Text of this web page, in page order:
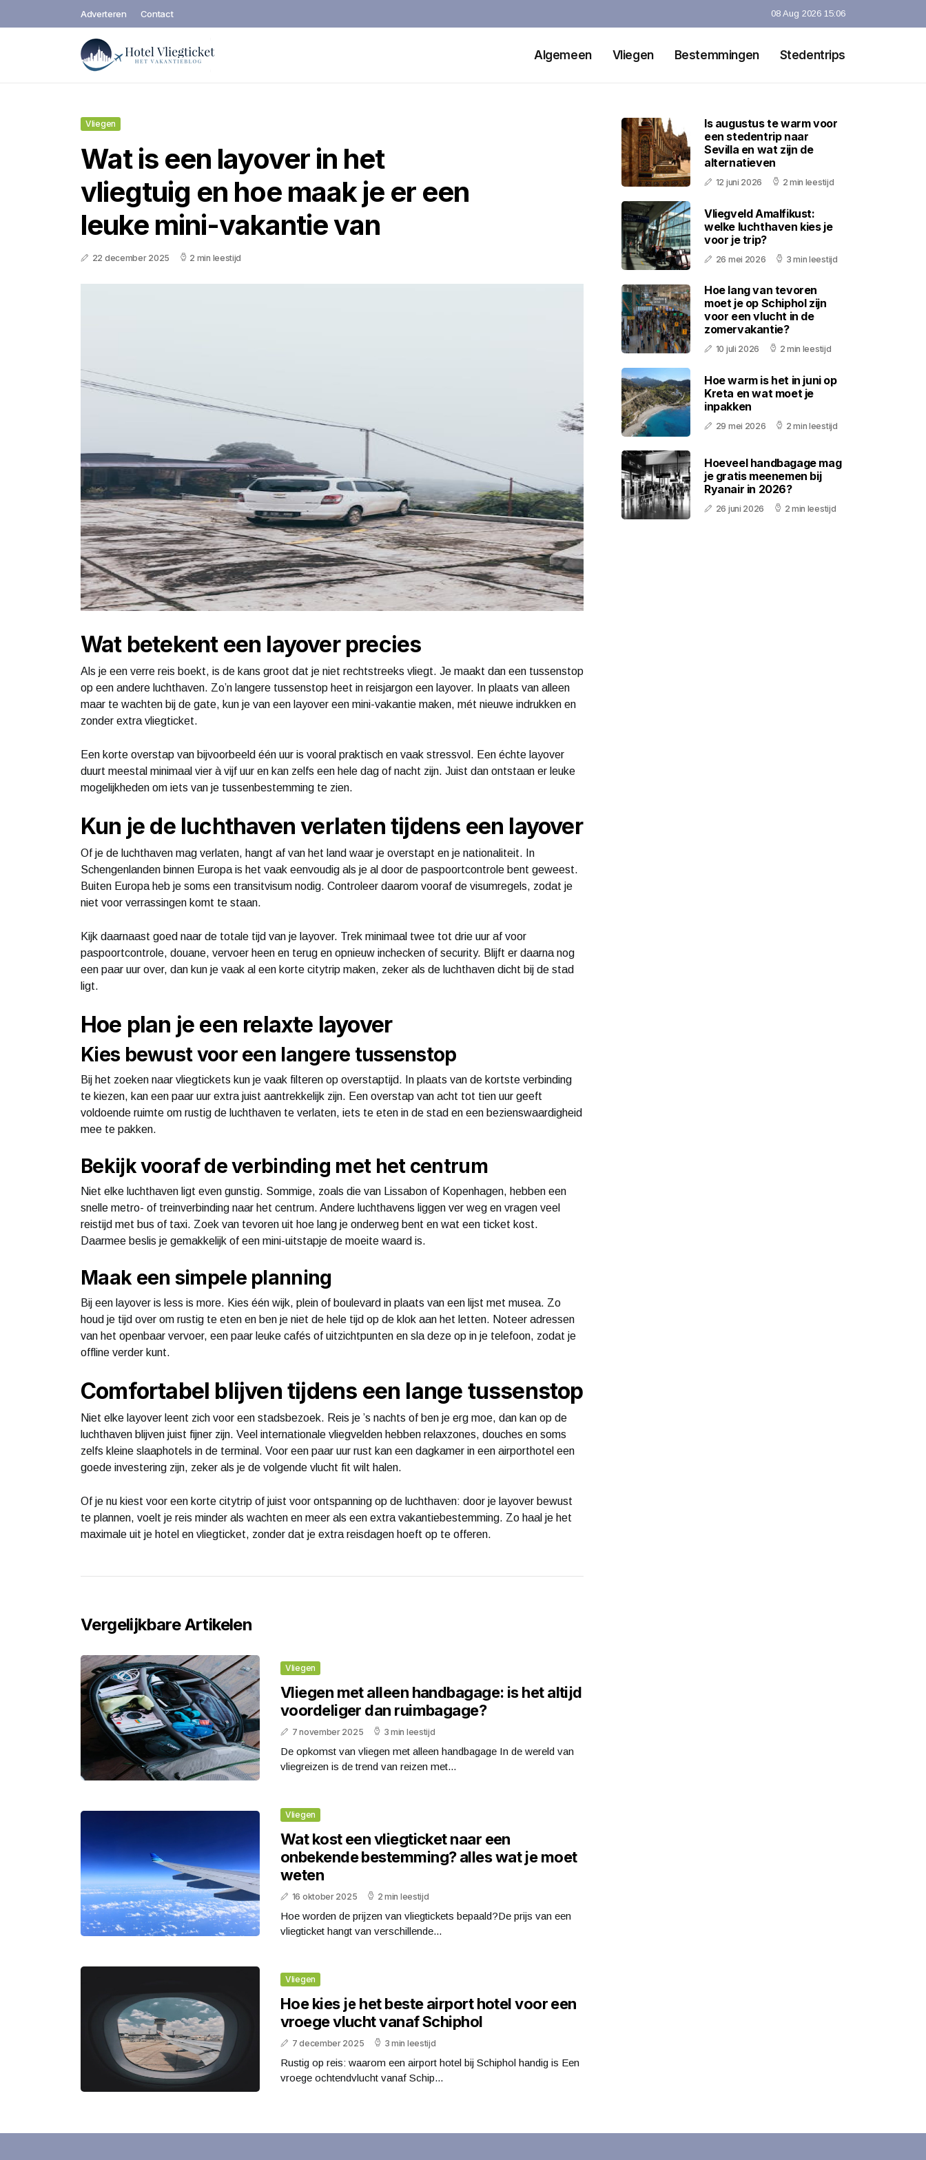
Adverteren Contact 08 Aug 2026 15:06
Algemeen Vliegen Bestemmingen Stedentrips
Vliegen
Wat is een layover in het
vliegtuig en hoe maak je er een
leuke mini-vakantie van
22 december 2025 2 min leestijd
Wat betekent een layover precies
Als je een verre reis boekt, is de kans groot dat je niet rechtstreeks vliegt. Je maakt dan een tussenstop
op een andere luchthaven. Zo’n langere tussenstop heet in reisjargon een layover. In plaats van alleen
maar te wachten bij de gate, kun je van een layover een mini-vakantie maken, mét nieuwe indrukken en
zonder extra vliegticket.
Een korte overstap van bijvoorbeeld één uur is vooral praktisch en vaak stressvol. Een échte layover
duurt meestal minimaal vier à vijf uur en kan zelfs een hele dag of nacht zijn. Juist dan ontstaan er leuke
mogelijkheden om iets van je tussenbestemming te zien.
Kun je de luchthaven verlaten tijdens een layover
Of je de luchthaven mag verlaten, hangt af van het land waar je overstapt en je nationaliteit. In
Schengenlanden binnen Europa is het vaak eenvoudig als je al door de paspoortcontrole bent geweest.
Buiten Europa heb je soms een transitvisum nodig. Controleer daarom vooraf de visumregels, zodat je
niet voor verrassingen komt te staan.
Kijk daarnaast goed naar de totale tijd van je layover. Trek minimaal twee tot drie uur af voor
paspoortcontrole, douane, vervoer heen en terug en opnieuw inchecken of security. Blijft er daarna nog
een paar uur over, dan kun je vaak al een korte citytrip maken, zeker als de luchthaven dicht bij de stad
ligt.
Hoe plan je een relaxte layover
Kies bewust voor een langere tussenstop
Bij het zoeken naar vliegtickets kun je vaak filteren op overstaptijd. In plaats van de kortste verbinding
te kiezen, kan een paar uur extra juist aantrekkelijk zijn. Een overstap van acht tot tien uur geeft
voldoende ruimte om rustig de luchthaven te verlaten, iets te eten in de stad en een bezienswaardigheid
mee te pakken.
Bekijk vooraf de verbinding met het centrum
Niet elke luchthaven ligt even gunstig. Sommige, zoals die van Lissabon of Kopenhagen, hebben een
snelle metro- of treinverbinding naar het centrum. Andere luchthavens liggen ver weg en vragen veel
reistijd met bus of taxi. Zoek van tevoren uit hoe lang je onderweg bent en wat een ticket kost.
Daarmee beslis je gemakkelijk of een mini-uitstapje de moeite waard is.
Maak een simpele planning
Bij een layover is less is more. Kies één wijk, plein of boulevard in plaats van een lijst met musea. Zo
houd je tijd over om rustig te eten en ben je niet de hele tijd op de klok aan het letten. Noteer adressen
van het openbaar vervoer, een paar leuke cafés of uitzichtpunten en sla deze op in je telefoon, zodat je
offline verder kunt.
Comfortabel blijven tijdens een lange tussenstop
Niet elke layover leent zich voor een stadsbezoek. Reis je ’s nachts of ben je erg moe, dan kan op de
luchthaven blijven juist fijner zijn. Veel internationale vliegvelden hebben relaxzones, douches en soms
zelfs kleine slaaphotels in de terminal. Voor een paar uur rust kan een dagkamer in een airporthotel een
goede investering zijn, zeker als je de volgende vlucht fit wilt halen.
Of je nu kiest voor een korte citytrip of juist voor ontspanning op de luchthaven: door je layover bewust
te plannen, voelt je reis minder als wachten en meer als een extra vakantiebestemming. Zo haal je het
maximale uit je hotel en vliegticket, zonder dat je extra reisdagen hoeft op te offeren.
Vergelijkbare Artikelen
Vliegen
Vliegen met alleen handbagage: is het altijd
voordeliger dan ruimbagage?
7 november 2025 3 min leestijd
De opkomst van vliegen met alleen handbagage In de wereld van
vliegreizen is de trend van reizen met...
Vliegen
Wat kost een vliegticket naar een
onbekende bestemming? alles wat je moet
weten
16 oktober 2025 2 min leestijd
Hoe worden de prijzen van vliegtickets bepaald?De prijs van een
vliegticket hangt van verschillende...
Vliegen
Hoe kies je het beste airport hotel voor een
vroege vlucht vanaf Schiphol
7 december 2025 3 min leestijd
Rustig op reis: waarom een airport hotel bij Schiphol handig is Een
vroege ochtendvlucht vanaf Schip...
Is augustus te warm voor
een stedentrip naar
Sevilla en wat zijn de
alternatieven
12 juni 2026 2 min leestijd
Vliegveld Amalfikust:
welke luchthaven kies je
voor je trip?
26 mei 2026 3 min leestijd
Hoe lang van tevoren
moet je op Schiphol zijn
voor een vlucht in de
zomervakantie?
10 juli 2026 2 min leestijd
Hoe warm is het in juni op
Kreta en wat moet je
inpakken
29 mei 2026 2 min leestijd
Hoeveel handbagage mag
je gratis meenemen bij
Ryanair in 2026?
26 juni 2026 2 min leestijd